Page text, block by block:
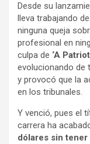
Desde su
lleva trabajando
ninguna queja
profesional en
culpa de ‘A
evolucionando de
y provocó que la
en los tribunales.
Y venció, pues el
carrera ha
dólares sin